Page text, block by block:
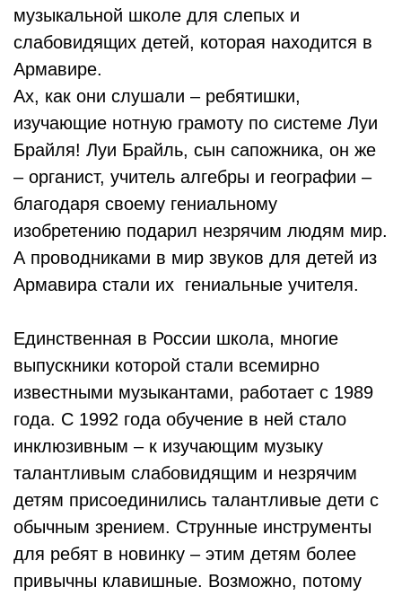
музыкальной школе для слепых и
слабовидящих детей, которая находится в
Армавире.
Ах, как они слушали – ребятишки,
изучающие нотную грамоту по системе Луи
Брайля! Луи Брайль, сын сапожника, он же
– органист, учитель алгебры и географии –
благодаря своему гениальному
изобретению подарил незрячим людям мир.
А проводниками в мир звуков для детей из
Армавира стали их гениальные учителя.
Единственная в России школа, многие
выпускники которой стали всемирно
известными музыкантами, работает с 1989
года. С 1992 года обучение в ней стало
инклюзивным – к изучающим музыку
талантливым слабовидящим и незрячим
детям присоединились талантливые дети с
обычным зрением. Струнные инструменты
для ребят в новинку – этим детям более
привычны клавишные. Возможно, потому